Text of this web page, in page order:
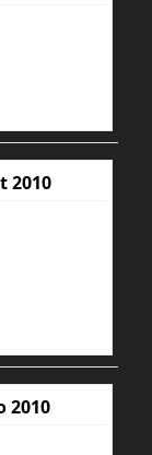
2010
2010